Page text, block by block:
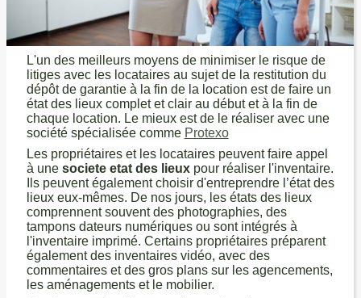
L'un des meilleurs moyens de minimiser le risque de
litiges avec les locataires au sujet de la restitution du
dépôt de garantie à la fin de la location est de faire un
état des lieux complet et clair au début et à la fin de
chaque location. Le mieux est de le réaliser avec une
société spécialisée comme Protexo
Les propriétaires et les locataires peuvent faire appel
à une societe etat des lieuxpour réaliser l'inventaire.
Ils peuvent également choisir d'entreprendre l’état des
lieux eux-mêmes. De nos jours, les états des lieux
comprennent souvent des photographies, des
tampons dateurs numériques ou sont intégrés à
l'inventaire imprimé. Certains propriétaires préparent
également des inventaires vidéo, avec des
commentaires et des gros plans sur les agencements,
les aménagements et le mobilier.